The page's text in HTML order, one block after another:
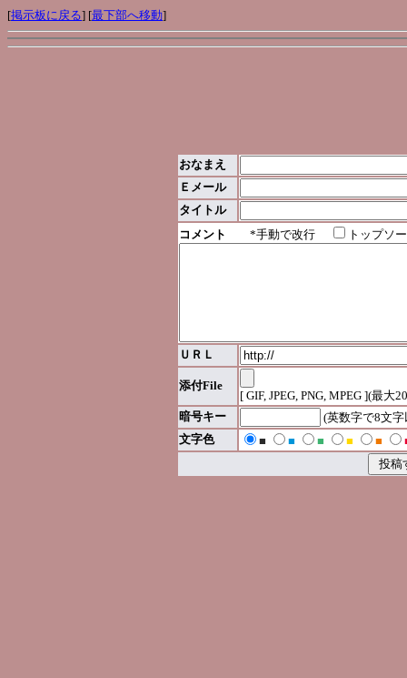
[掲示板に戻る] [最下部へ移動]
おなまえ
Ｅメール
タイトル
コメント *手動で改行 トップソ
ＵＲＬ
添付File
[ GIF, JPEG, PNG, MPEG ](最大
暗号キー
(英数字で8文
文字色
■ ■ ■ ■ ■